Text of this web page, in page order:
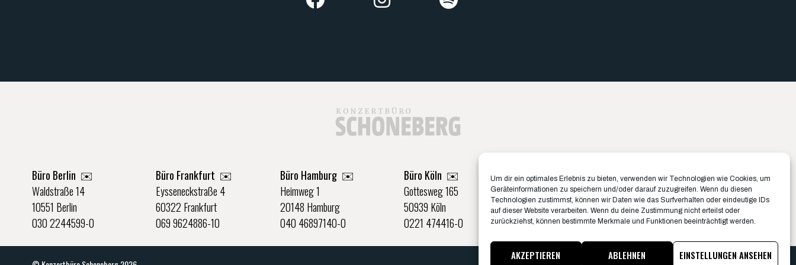
Um dir ein optimales Erlebnis zu bieten, verwenden wir Technologien wie Cookies, um
Geräteinformationen zu speichern und/oder darauf zuzugreifen. Wenn du diesen
Technologien zustimmst, können wir Daten wie das Surfverhalten oder eindeutige IDs
auf dieser Website verarbeiten. Wenn du deine Zustimmung nicht erteilst oder
zurückziehst, können bestimmte Merkmale und Funktionen beeinträchtigt werden.
AKZEPTIEREN ABLEHNEN EINSTELLUNGEN ANSEHEN
Büro Berlin ✉️
Waldstraße 14
10551 Berlin
030 2244599-0
Büro Frankfurt ✉️
Eysseneckstraße 4
60322 Frankfurt
069 9624886-10
Büro Hamburg ✉️
Heimweg 1
20148 Hamburg
040 46897140-0
Büro Köln ✉️
Gottesweg 165
50939 Köln
0221 474416-0
Büro München ✉️
Belfortstraße 8
81667 München
089 1250956-10
Büro Münster ✉️
Rudolf-Von-Langen-Str. 42
48147 Münster
0251 20132-0